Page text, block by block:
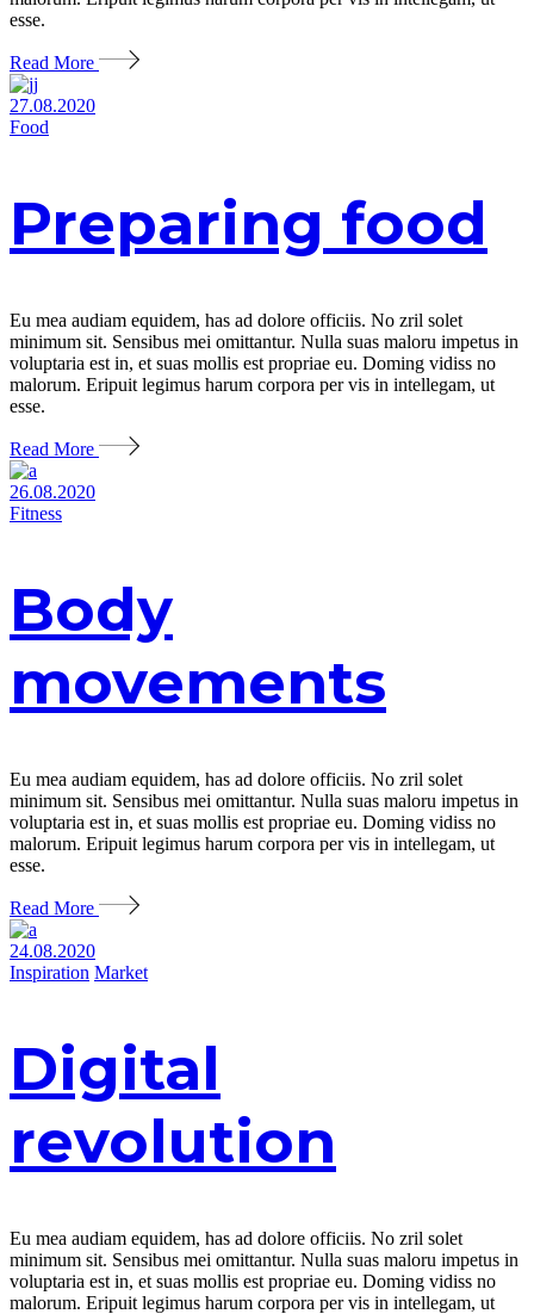
esse.
Read More
27.08.2020
Food
Preparing food
Eu mea audiam equidem, has ad dolore officiis. No zril solet
minimum sit. Sensibus mei omittantur. Nulla suas maloru impetus in
voluptaria est in, et suas mollis est propriae eu. Doming vidiss no
malorum. Eripuit legimus harum corpora per vis in intellegam, ut
esse.
Read More
26.08.2020
Fitness
Body
movements
Eu mea audiam equidem, has ad dolore officiis. No zril solet
minimum sit. Sensibus mei omittantur. Nulla suas maloru impetus in
voluptaria est in, et suas mollis est propriae eu. Doming vidiss no
malorum. Eripuit legimus harum corpora per vis in intellegam, ut
esse.
Read More
24.08.2020
Inspiration Market
Digital
revolution
Eu mea audiam equidem, has ad dolore officiis. No zril solet
minimum sit. Sensibus mei omittantur. Nulla suas maloru impetus in
voluptaria est in, et suas mollis est propriae eu. Doming vidiss no
malorum. Eripuit legimus harum corpora per vis in intellegam, ut